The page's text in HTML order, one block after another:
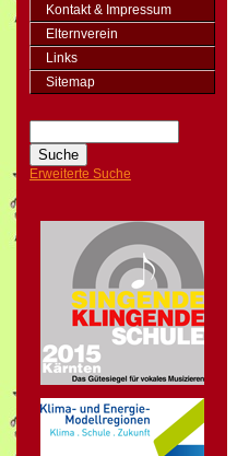
Kontakt & Impressum
Elternverein
Links
Sitemap
Erweiterte Suche